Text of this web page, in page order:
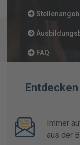
FAQ
Immer
aus der